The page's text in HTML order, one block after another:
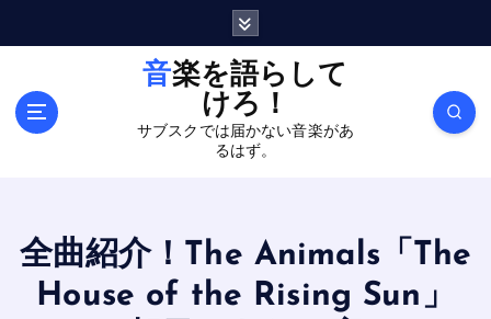
音楽を語らして
けろ！
サブスクでは届かない音楽があ
るはず。
全曲紹介！The Animals「The
House of the Rising Sun」